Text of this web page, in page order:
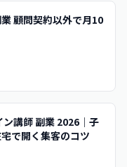
顧問契約以外で月10
講師 副業 2026｜子
で開く集客のコツ